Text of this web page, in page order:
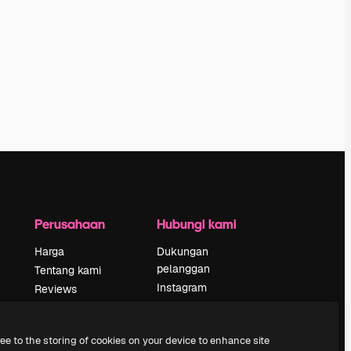
Perusahaan
Harga
Tentang kami
Reviews
Blog
Hubungi kami
Dukungan
pelanggan
Instagram
TikTok
to the storing of cookies on your device to enhance site